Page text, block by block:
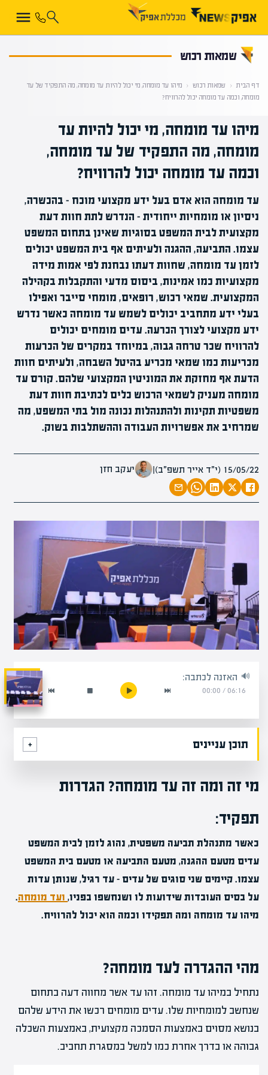
שמאות רכוש
דף הבית ‹ שמאות רכוש ‹ מיהו עד מומחה, מי יכול להיות עד מומחה, מה התפקיד של עד
מומחה, וכמה עד מומחה יכול להרוויח?
מיהו עד מומחה, מי יכול להיות עד
מומחה, מה התפקיד של עד מומחה,
וכמה עד מומחה יכול להרוויח?
עד מומחה הוא אדם בעל ידע מקצועי מוכח – בהכשרה,
ניסיון או מומחיות ייחודית – הנדרש לתת חוות דעת
מקצועית לבית המשפט בסוגיות שאינן בתחום המשפט
עצמו. התביעה, ההגנה ולעיתים אף בית המשפט יכולים
לזמן עד מומחה, שחוות דעתו נבחנת לפי אמות מידה
מקצועיות כמו אמינות, ביסוס מדעי והתקבלות בקהילה
המקצועית. שמאי רכוש, רופאים, מומחי סייבר ואפילו
בעלי ידע מתחביב יכולים לשמש עד מומחה כאשר נדרש
ידע מקצועי לצורך הכרעה. עדים מומחים יכולים
להרוויח שכר טרחה גבוה, במיוחד במקרים של הכרעות
מכריעות כמו שמאי מכריע בהיטל השבחה, ולעיתים חוות
הדעת אף מחזקת את המוניטין המקצועי שלהם. קורס עד
מומחה מעניק לשמאי הרכוש כלים לכתיבת חוות דעת
משפטיות תקינות ולהתנהלות נכונה מול בתי המשפט, מה
שמרחיב את אפשרויות העבודה וההשתלבות בשוק.
15/05/22 (י״ד אייר תשפ״ב) | יעקב חזן
האזנה לכתבה:
06:16
/
00:00
תוכן עניינים
מי זה ומה זה עד מומחה? הגדרות
תפקיד:
כאשר מתנהלת תביעה משפטית, נהוג לזמן לבית המשפט
עדים מטעם ההגנה, מטעם התביעה או מטעם בית המשפט
עצמו. קיימים שני סוגים של עדים – עד רגיל, שנותן עדות
על בסיס העובדות שידועות לו ושנחשפו בפניו, ועד מומחה.
מיהו עד מומחה ומה תפקידו וכמה הוא יכול להרוויח.
מהי ההגדרה לעד מומחה?
נתחיל במיהו עד מומחה. זהו עד אשר מחווה דעה בתחום
שנחשב למומחיות שלו. עדים מומחים רכשו את הידע שלהם
בנושא מסוים באמצעות הסמכה מקצועית, באמצעות השכלה
גבוהה או בדרך אחרת כמו למשל במסגרת תחביב.